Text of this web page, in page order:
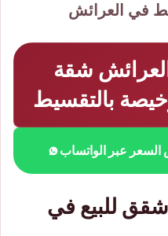
في العرائش
شقة
بالتقسيط
عبر الواتساب
للبيع في